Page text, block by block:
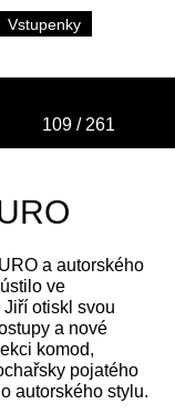
Vstupenky
109 / 261
a autorského
ve
otiskl svou
a nové
komod,
pojatého
autorského stylu.